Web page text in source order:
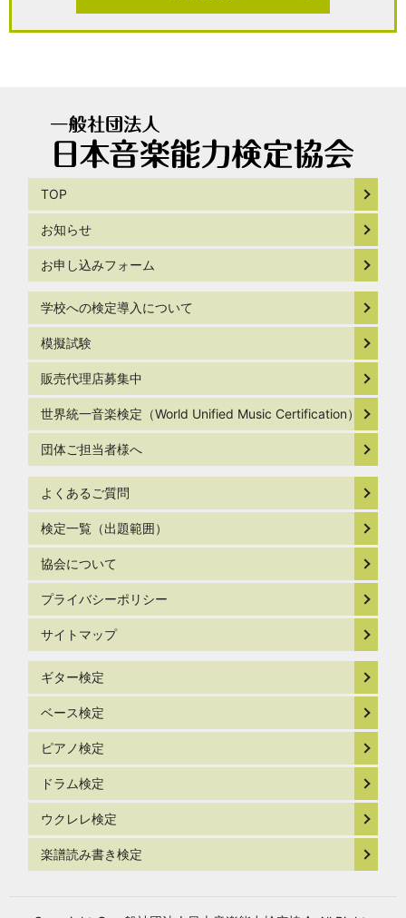
TOP
お知らせ
お申し込みフォーム
学校への検定導入について
模擬試験
販売代理店募集中
世界統一音楽検定（World Unified Music Certification）
団体ご担当者様へ
よくあるご質問
検定一覧（出題範囲）
協会について
プライバシーポリシー
サイトマップ
ギター検定
ベース検定
ピアノ検定
ドラム検定
ウクレレ検定
楽譜読み書き検定